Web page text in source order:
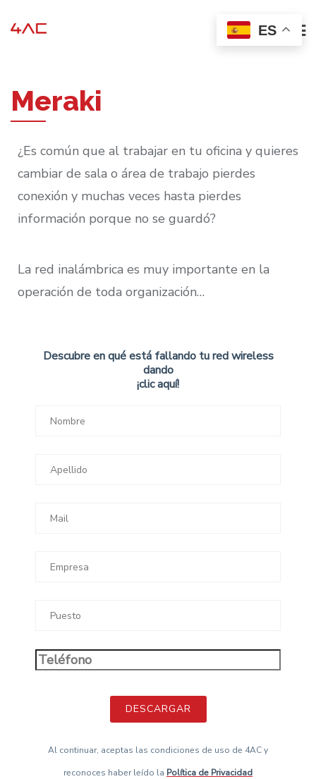
Meraki
¿Es común que al trabajar en tu oficina y quieres
cambiar de sala o área de trabajo pierdes
conexión y muchas veces hasta pierdes
información porque no se guardó?
La red inalámbrica es muy importante en la
operación de toda organización…
Descubre en qué está fallando tu red wireless
dando
¡clic aquí!
Al continuar, aceptas las condiciones de uso de 4AC y
reconoces haber leído la Política de Privacidad
ES